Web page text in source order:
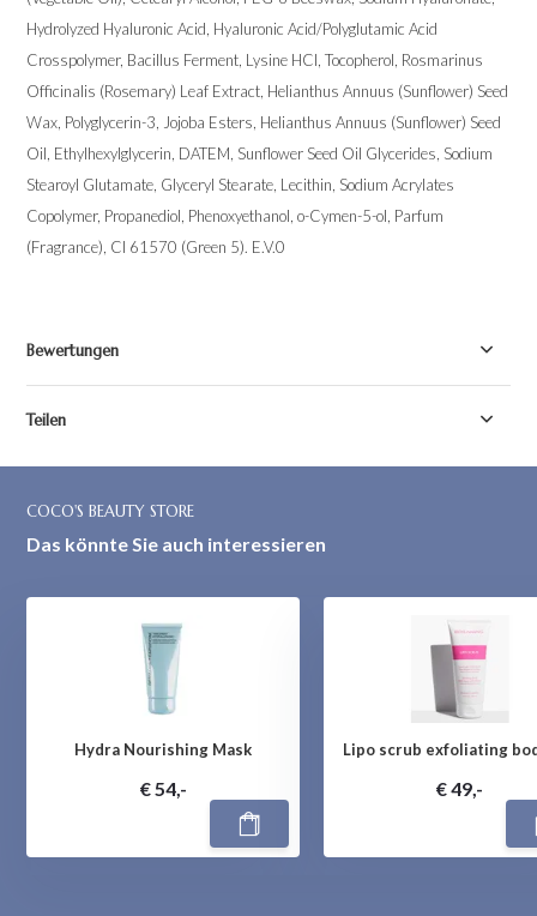
Hydrolyzed Hyaluronic Acid, Hyaluronic Acid/Polyglutamic Acid
Crosspolymer, Bacillus Ferment, Lysine HCl, Tocopherol, Rosmarinus
Officinalis (Rosemary) Leaf Extract, Helianthus Annuus (Sunflower) Seed
Wax, Polyglycerin-3, Jojoba Esters, Helianthus Annuus (Sunflower) Seed
Oil, Ethylhexylglycerin, DATEM, Sunflower Seed Oil Glycerides, Sodium
Stearoyl Glutamate, Glyceryl Stearate, Lecithin, Sodium Acrylates
Copolymer, Propanediol, Phenoxyethanol, o-Cymen-5-ol, Parfum
(Fragrance), CI 61570 (Green 5). E.V.0
Bewertungen
Teilen
COCO'S BEAUTY STORE
Das könnte Sie auch interessieren
Hydra Nourishing Mask
€ 54,-
Lipo scrub exfoliating
€ 49,-